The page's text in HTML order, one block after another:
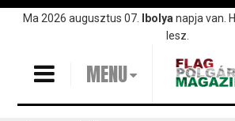
UgrásMa 2026 augusztus 07. Ibolya napja van.
lesz.
MENU